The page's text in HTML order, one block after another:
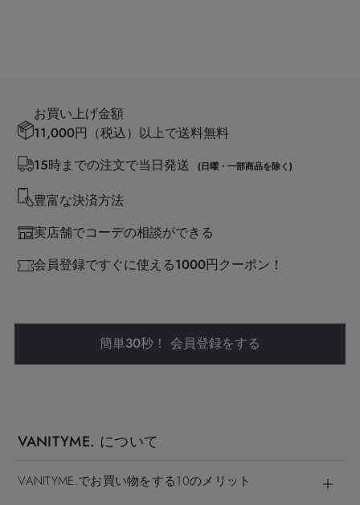
お買い上げ金額
11,000円（税込）以上で送料無料
15時までの注文で当日発送
(日曜・一部商品を除く)
豊富な決済方法
実店舗でコーデの相談ができる
会員登録ですぐに使える1000円クーポン！
簡単30秒！ 会員登録をする
VANITYME. について
VANITYME.でお買い物をする10のメリット